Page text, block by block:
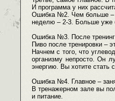
И программа у них
Ошибка №2. Чем больше –
неделю – 2-3. Больше уже
Ошибка №3. После
Пиво после тренировки –
Начнем с того, что
организму непросто. Он
энергию. Вы хотите стать
Ошибка №4. Главное –
В тренажерном зале вы
и питание.